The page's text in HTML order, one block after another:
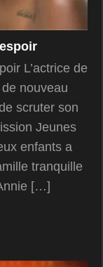
L’actrice de
nouveau
scruter son
Jeunes
enfants a
tranquille
[…]